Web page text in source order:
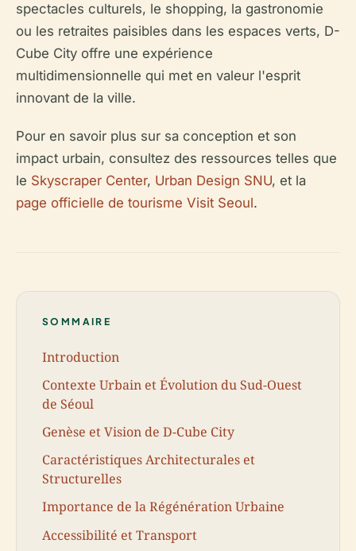
spectacles culturels, le shopping, la gastronomie
ou les retraites paisibles dans les espaces verts, D-
Cube City offre une expérience
multidimensionnelle qui met en valeur l'esprit
innovant de la ville.
Pour en savoir plus sur sa conception et son
impact urbain, consultez des ressources telles que
le Skyscraper Center, Urban Design SNU, et la
page officielle de tourisme Visit Seoul.
SOMMAIRE
Introduction
Contexte Urbain et Évolution du Sud-Ouest
de Séoul
Genèse et Vision de D-Cube City
Caractéristiques Architecturales et
Structurelles
Importance de la Régénération Urbaine
Accessibilité et Transport